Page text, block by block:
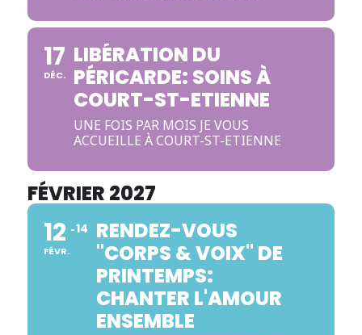
17
DÉC.
LIBÉRATION DU
PÉRICARDE: SOINS À
COURT-ST-ETIENNE
UNE FOIS PAR MOIS JE VOUS
ACCUEILLE À COURT-ST-ETIENNE
FÉVRIER 2027
12
FÉVR.
14 RENDEZ-VOUS
"CORPS & VOIX" DE
PRINTEMPS:
CHANTER L'AMOUR
ENSEMBLE